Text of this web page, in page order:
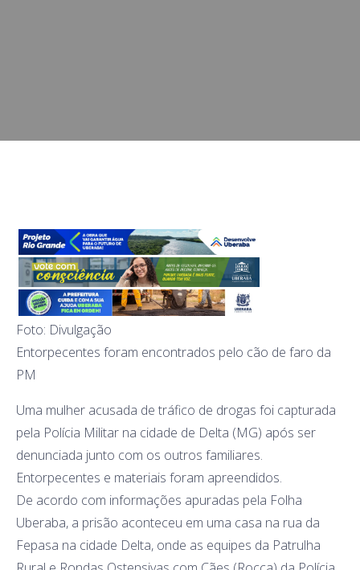
Foto: Divulgação
Entorpecentes foram encontrados pelo cão de faro da
PM
Uma mulher acusada de tráfico de drogas foi capturada
pela Polícia Militar na cidade de Delta (MG) após ser
denunciada junto com os outros familiares.
Entorpecentes e materiais foram apreendidos.
De acordo com informações apuradas pela Folha
Uberaba, a prisão aconteceu em uma casa na rua da
Fepasa na cidade Delta, onde as equipes da Patrulha